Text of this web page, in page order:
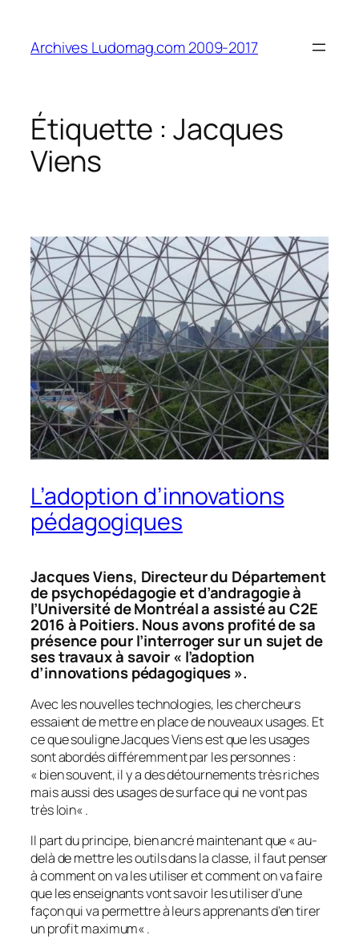
contenu
Archives Ludomag.com 2009-2017
Étiquette : Jacques
Viens
L’adoption d’innovations
pédagogiques
Jacques Viens, Directeur du Département
de psychopédagogie et d’andragogie à
l’Université de Montréal a assisté au C2E
2016 à Poitiers. Nous avons profité de sa
présence pour l’interroger sur un sujet de
ses travaux à savoir « l’adoption
d’innovations pédagogiques ».
Avec les nouvelles technologies, les chercheurs
essaient de mettre en place de nouveaux usages. Et
ce que souligne Jacques Viens est que les usages
sont abordés différemment par les personnes :
«bien souvent, il y a des détournements très riches
mais aussi des usages de surface qui ne vont pas
très loin« .
Il part du principe, bien ancré maintenant que «au-
delà de mettre les outils dans la classe, il faut penser
à comment on va les utiliser et comment on va faire
que les enseignants vont savoir les utiliser d’une
façon qui va permettre à leurs apprenants d’en tirer
un profit maximum« .